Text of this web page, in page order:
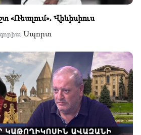
«Ռեալում»․ Վինիսիուս
Սպորտ